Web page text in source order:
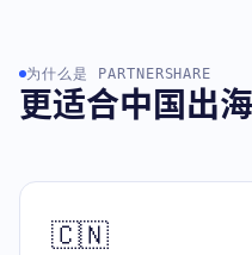
为什么是 PARTNERSHARE
更适合中国出
🇨🇳